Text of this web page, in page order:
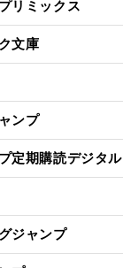
リミックス
文庫
ンプ
定期購読デジタル
ジャンプ